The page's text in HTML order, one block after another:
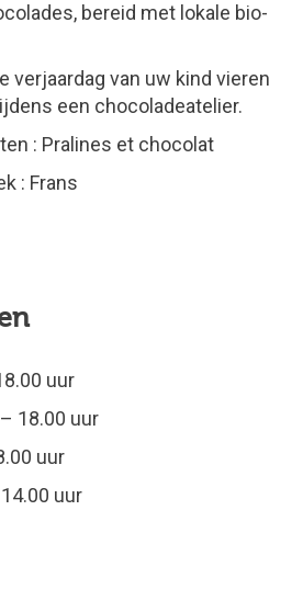
bereid met lokale bio-
verjaardag van uw kind vieren
een chocoladeatelier.
: Pralines et chocolat
: Frans
uur
18.00 uur
uur
uur